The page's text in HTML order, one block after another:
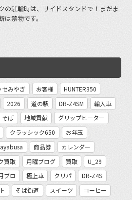
の駐輪時は、サイドスタンドで！まだま
は禁物です。
セみやぎ お客様
HUNTER350
2026 道の駅 DR-Z4SM
輸入車
そば 地域貢献
グリップヒーター
クラッシック650
お年玉
商品券
カレンダー
買取 月曜ブログ 買取
U_29
ブロ 極上車 クリパ
DR-Z4S
そば街道 スイーツ
コーヒー